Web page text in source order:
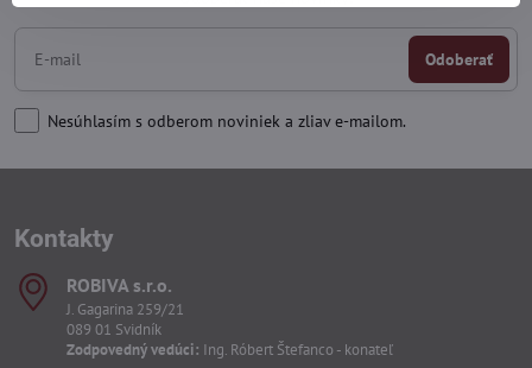
Odoberať
Nesúhlasím s odberom noviniek a zliav e-mailom.
Kontakty
ROBIVA s​.r​.o​.
J. Gagarina 259/21
089 01 Svidník
Zodpovedný vedúci: Ing. Róbert Štefanco - konateľ